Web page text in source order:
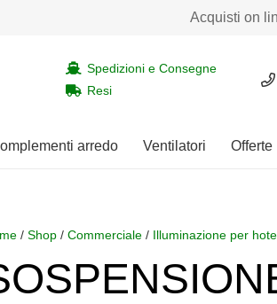
Acquisti on
Spedizioni e Consegne
Resi
arredo Ventilatori Offerte
/Shop /Commerciale / Illuminazione per